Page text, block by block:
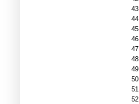
43
44
45
46
47
48
49
50
51
52